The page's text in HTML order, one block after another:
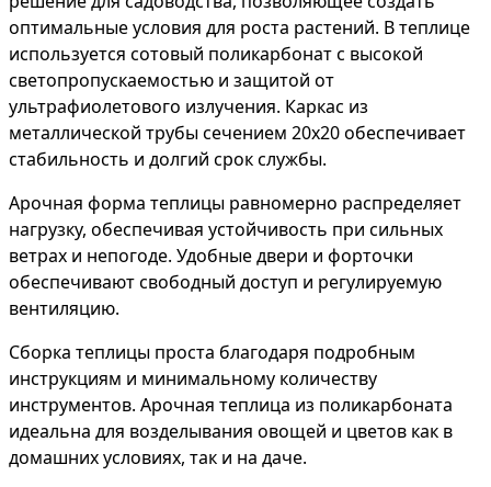
оптимальные условия для роста растений. В теплице
используется сотовый поликарбонат с высокой
светопропускаемостью и защитой от
ультрафиолетового излучения. Каркас из
металлической трубы сечением 20х20 обеспечивает
стабильность и долгий срок службы.
Арочная форма теплицы равномерно распределяет
нагрузку, обеспечивая устойчивость при сильных
ветрах и непогоде. Удобные двери и форточки
обеспечивают свободный доступ и регулируемую
вентиляцию.
Сборка теплицы проста благодаря подробным
инструкциям и минимальному количеству
инструментов. Арочная теплица из поликарбоната
идеальна для возделывания овощей и цветов как в
домашних условиях, так и на даче.